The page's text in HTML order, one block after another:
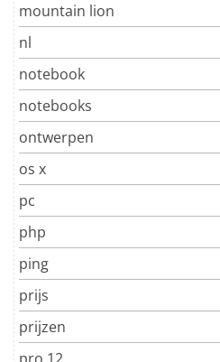
mountain lion
nl
notebook
notebooks
ontwerpen
os x
pc
php
ping
prijs
prijzen